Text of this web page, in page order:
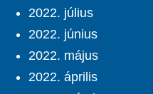
2022. július
2022. június
2022. május
2022. április